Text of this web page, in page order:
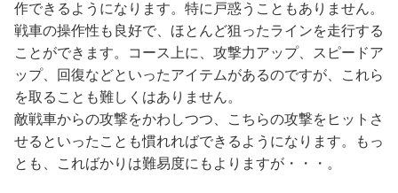
作できるようになります。特に戸惑うこともありません。
戦車の操作性も良好で、ほとんど狙ったラインを走行する
ことができます。コース上に、攻撃力アップ、スピードア
ップ、回復などといったアイテムがあるのですが、これら
を取ることも難しくはありません。
敵戦車からの攻撃をかわしつつ、こちらの攻撃をヒットさ
せるといったことも慣れればできるようになります。もっ
とも、こればかりは難易度にもよりますが・・・。